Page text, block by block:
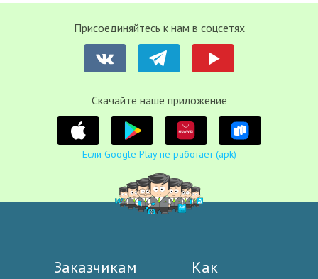
Присоединяйтесь к нам в соцсетях
Cкачайте наше приложение
Если Google Play не работает (apk)
Заказчикам
Как